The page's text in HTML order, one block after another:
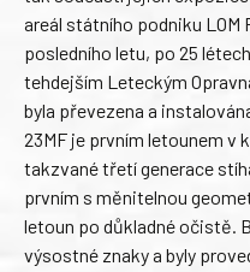
areál státního podniku LOM
posledního letu, po 25
tehdejším Leteckým
byla převezena a
23MF je prvním letounem v
takzvané třetí generace
prvním s měnitelnou
letoun po důkladné očistě.
výsostné znaky a byly